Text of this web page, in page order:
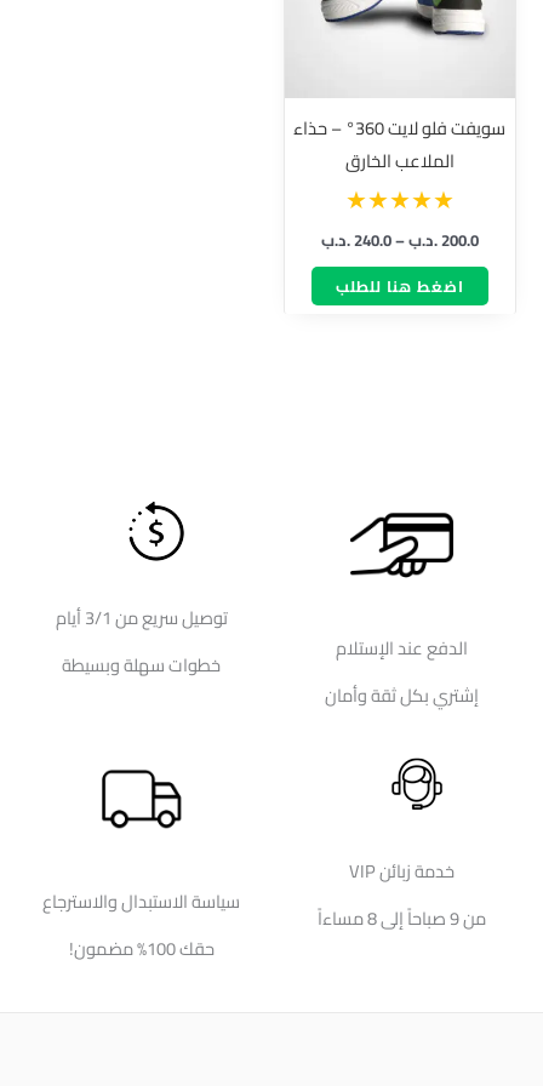
سويفت فلو لايت 360° – حذاء
الملاعب الخارق
200.0.د.ب–
240.0.د.ب
اضغط هنا للطلب
المختلفة
اختيار
الخيارات
على
صفحة
المنتج
الدفع عند الإستلام
إشتري بكل ثقة وأمان
توصيل سريع من 3/1 أيام
خطوات سهلة وبسيطة
خدمة زبائن VIP
من 9 صباحاً إلى 8 مساءاً
سياسة الاستبدال والاسترجاع
حقك 100% مضمون!